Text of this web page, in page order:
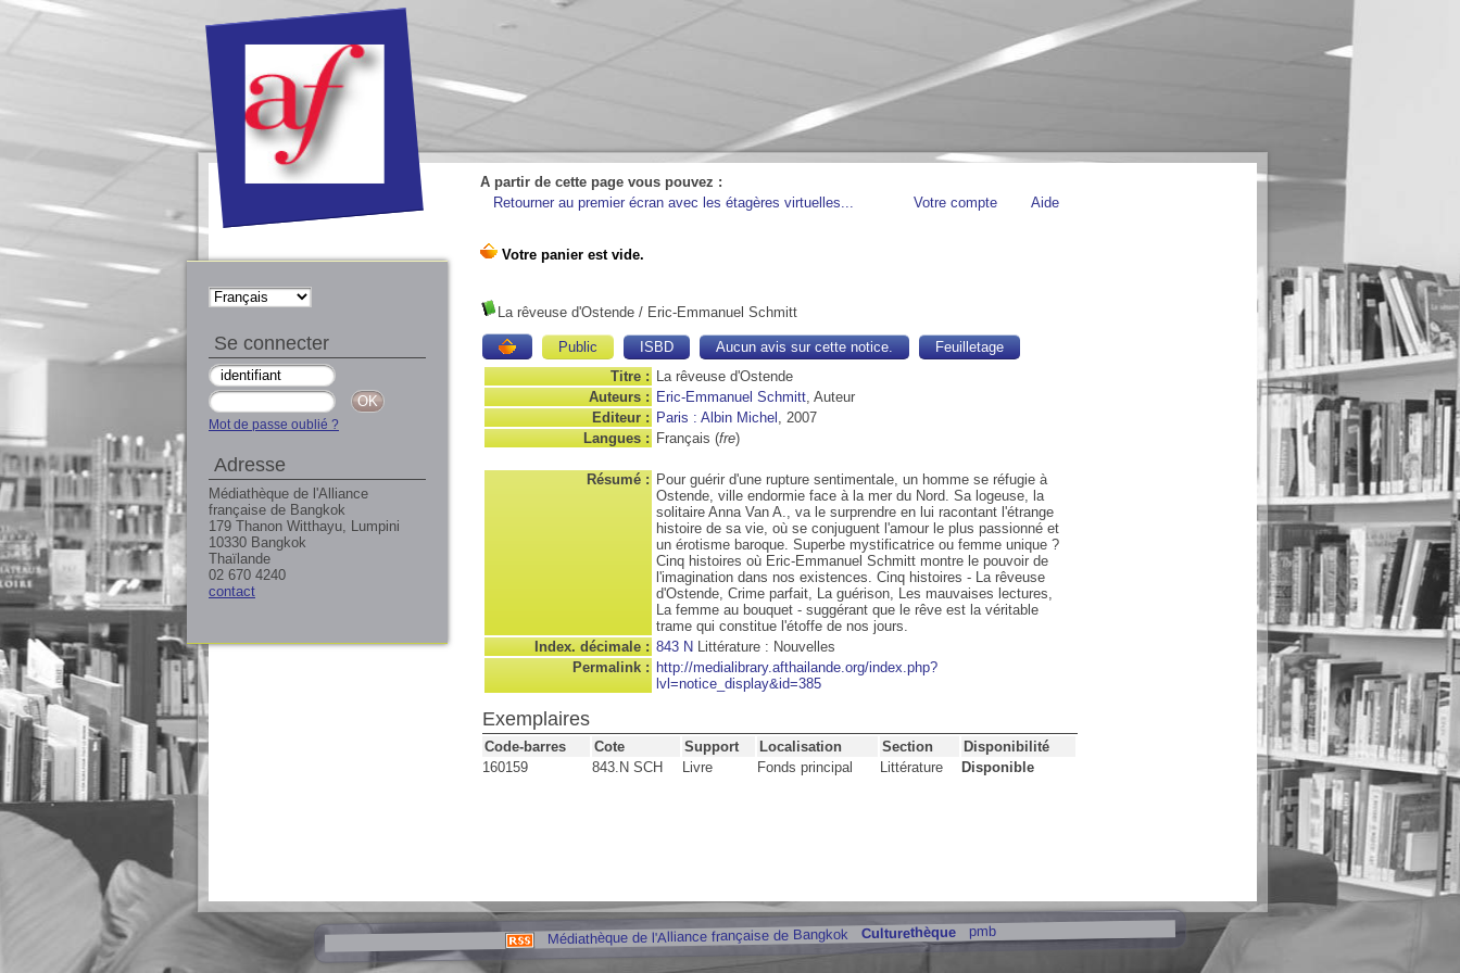
A partir de cette page vous pouvez :
Retourner au premier écran avec les étagères virtuelles...
Votre compte Aide
La rêveuse d'Ostende / Eric-Emmanuel Schmitt
Public ISBD Aucun avis sur cette notice.
Feuilletage
Titre : La rêveuse d'Ostende
Auteurs : Eric-Emmanuel Schmitt, Auteur
Editeur : Paris : Albin Michel , 2007
Langues : Français (fre)
Résumé : Pour guérir d'une rupture sentimentale, un homme se réfugie à
Ostende, ville endormie face à la mer du Nord. Sa logeuse, la
solitaire Anna Van A., va le surprendre en lui racontant l'étrange
histoire de sa vie, où se conjuguent l'amour le plus passionné et
un érotisme baroque. Superbe mystificatrice ou femme unique ?
Cinq histoires où Eric-Emmanuel Schmitt montre le pouvoir de
l'imagination dans nos existences. Cinq histoires - La rêveuse
d'Ostende, Crime parfait, La guérison, Les mauvaises lectures,
La femme au bouquet - suggérant que le rêve est la véritable
trame qui constitue l'étoffe de nos jours.
Index. décimale : 843 N Littérature : Nouvelles
Permalink : http://medialibrary.afthailande.org/index.php?
lvl=notice_display&id=385
Exemplaires
Code-barres Cote Support Localisation Section
Disponibilité
160159
843.N SCH Livre Fonds principal Littérature Disponible
Médiathèque de l'Alliance française de Bangkok Culturethèque pmb
Se connecter
Mot de passe oublié ?
Adresse
Médiathèque de l'Alliance
française de Bangkok
179 Thanon Witthayu, Lumpini
10330 Bangkok
Thaïlande
02 670 4240
contact